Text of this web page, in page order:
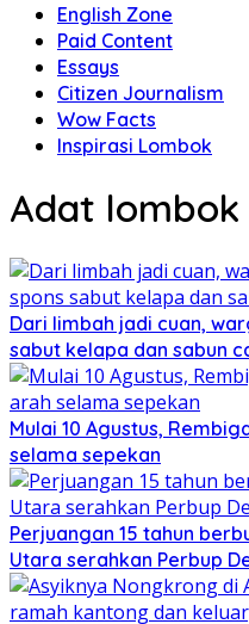
English Zone
Paid Content
Essays
Citizen Journalism
Wow Facts
Inspirasi Lombok
Adat lombok
Dari limbah jadi cuan,
sabut kelapa dan sabun
Mulai 10 Agustus,
selama sepekan
Perjuangan 15 tahun
Utara serahkan Perbup